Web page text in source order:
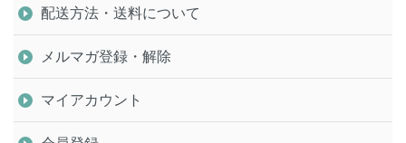
配送方法・送料について
メルマガ登録・解除
マイアカウント